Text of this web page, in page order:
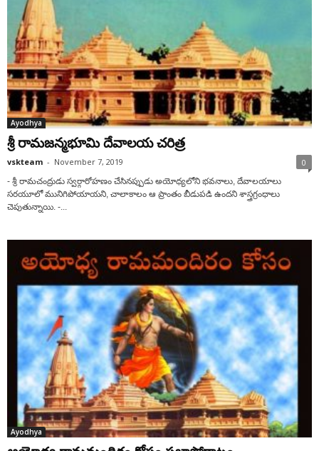
Ayodhya
శ్రీ రామజన్మభూమి దేవాలయ చరిత్ర
vskteam - November 7, 2019 0
- శ్రీ రామచంద్రుడు స్వర్గారోహణం చేసినప్పుడు అయోధ్యలోని భవనాలు, దేవాలయాలు
సరయూలో మునిగిపోయాయని, చాలాకాలం ఆ ప్రాంతం బీడుపడి ఉందని శాస్త్రగ్రంధాలు
చెపుతున్నాయి. -...
Ayodhya